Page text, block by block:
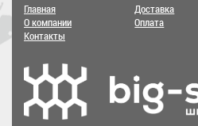
Главная
О компании
Контакты
Доставка
Оплата